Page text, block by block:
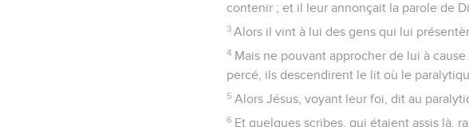
contenir ; et il leur annonçait la parole de
3 Alors il vint à lui des gens qui lui
4 Mais ne pouvant approcher de lui à
percé, ils descendirent le lit où le
5 Alors Jésus, voyant leur foi, dit au
6 Et quelques scribes, qui étaient assis là,